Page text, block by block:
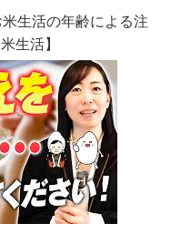
生活の年齢による注
生活】